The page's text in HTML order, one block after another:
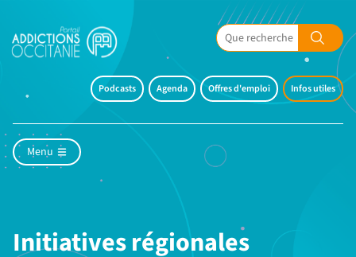
Podcasts Agenda Offres d'emploi Infos utiles
Menu
Initiatives régionales